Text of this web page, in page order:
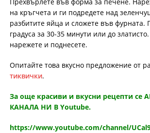
на кръгчета и ги подредете над
разбитите яйца и сложете във фурната.
градуса за 30-35 минути или до
нарежете и поднесете.
Опитайте това вкусно предложение от
тиквички.
За още красиви и вкусни рецепти се
КАНАЛА НИ В Youtube.
https://www.youtube.com/channel/